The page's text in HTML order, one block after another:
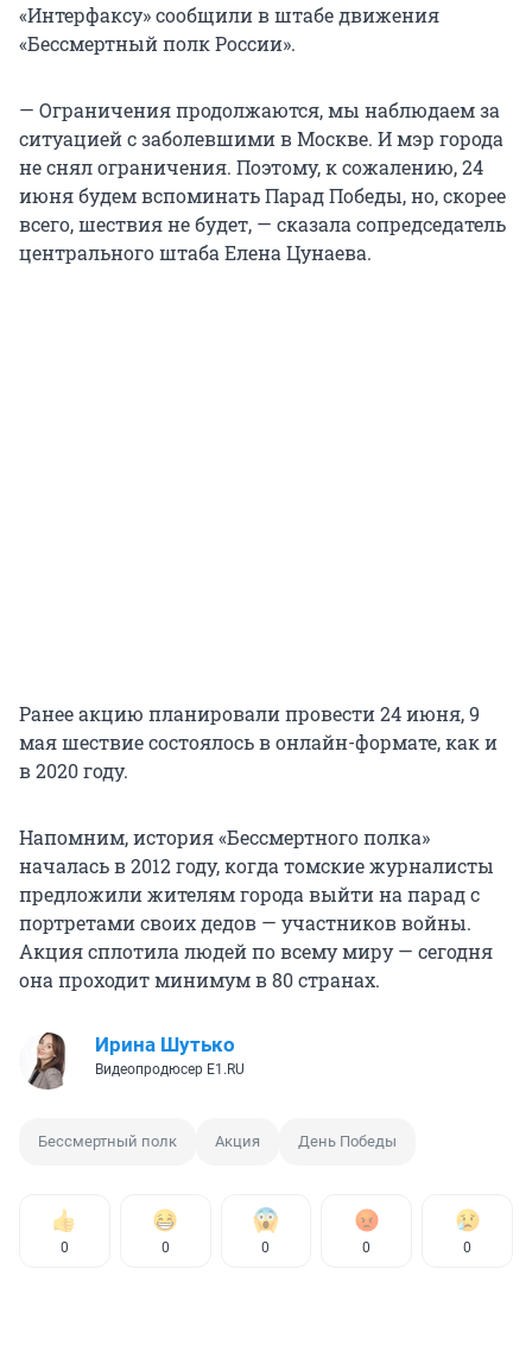
«Интерфаксу» сообщили в штабе движения
«Бессмертный полк России».
— Ограничения продолжаются, мы наблюдаем за
ситуацией с заболевшими в Москве. И мэр города
не снял ограничения. Поэтому, к сожалению, 24
июня будем вспоминать Парад Победы, но, скорее
всего, шествия не будет, — сказала сопредседатель
центрального штаба Елена Цунаева.
Ранее акцию планировали провести 24 июня, 9
мая шествие состоялось в онлайн-формате, как и
в 2020 году.
Напомним, история «Бессмертного полка»
началась в 2012 году, когда томские журналисты
предложили жителям города выйти на парад с
портретами своих дедов — участников войны.
Акция сплотила людей по всему миру — сегодня
она проходит минимум в 80 странах.
Ирина Шутько
Видеопродюсер E1.RU
Бессмертный полк Акция День Победы
0 0 0 0 0